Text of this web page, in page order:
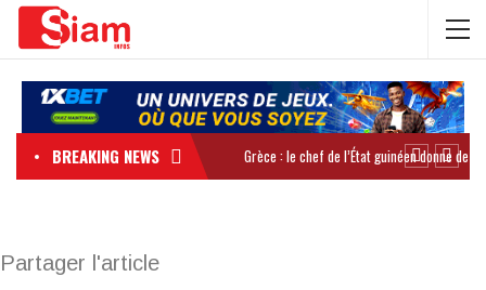
BREAKING NEWS
Partager l'article